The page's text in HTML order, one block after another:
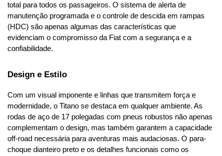
total para todos os passageiros. O sistema de alerta de
manutenção programada e o controle de descida em rampas
(HDC) são apenas algumas das características que
evidenciam o compromisso da Fiat com a segurança e a
confiabilidade.
Design e Estilo
Com um visual imponente e linhas que transmitem força e
modernidade, o Titano se destaca em qualquer ambiente. As
rodas de aço de 17 polegadas com pneus robustos não apenas
complementam o design, mas também garantem a capacidade
off-road necessária para aventuras mais audaciosas. O para-
choque dianteiro preto e os detalhes funcionais como os